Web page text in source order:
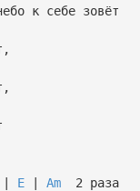
к себе зовёт
E| Am2 раза